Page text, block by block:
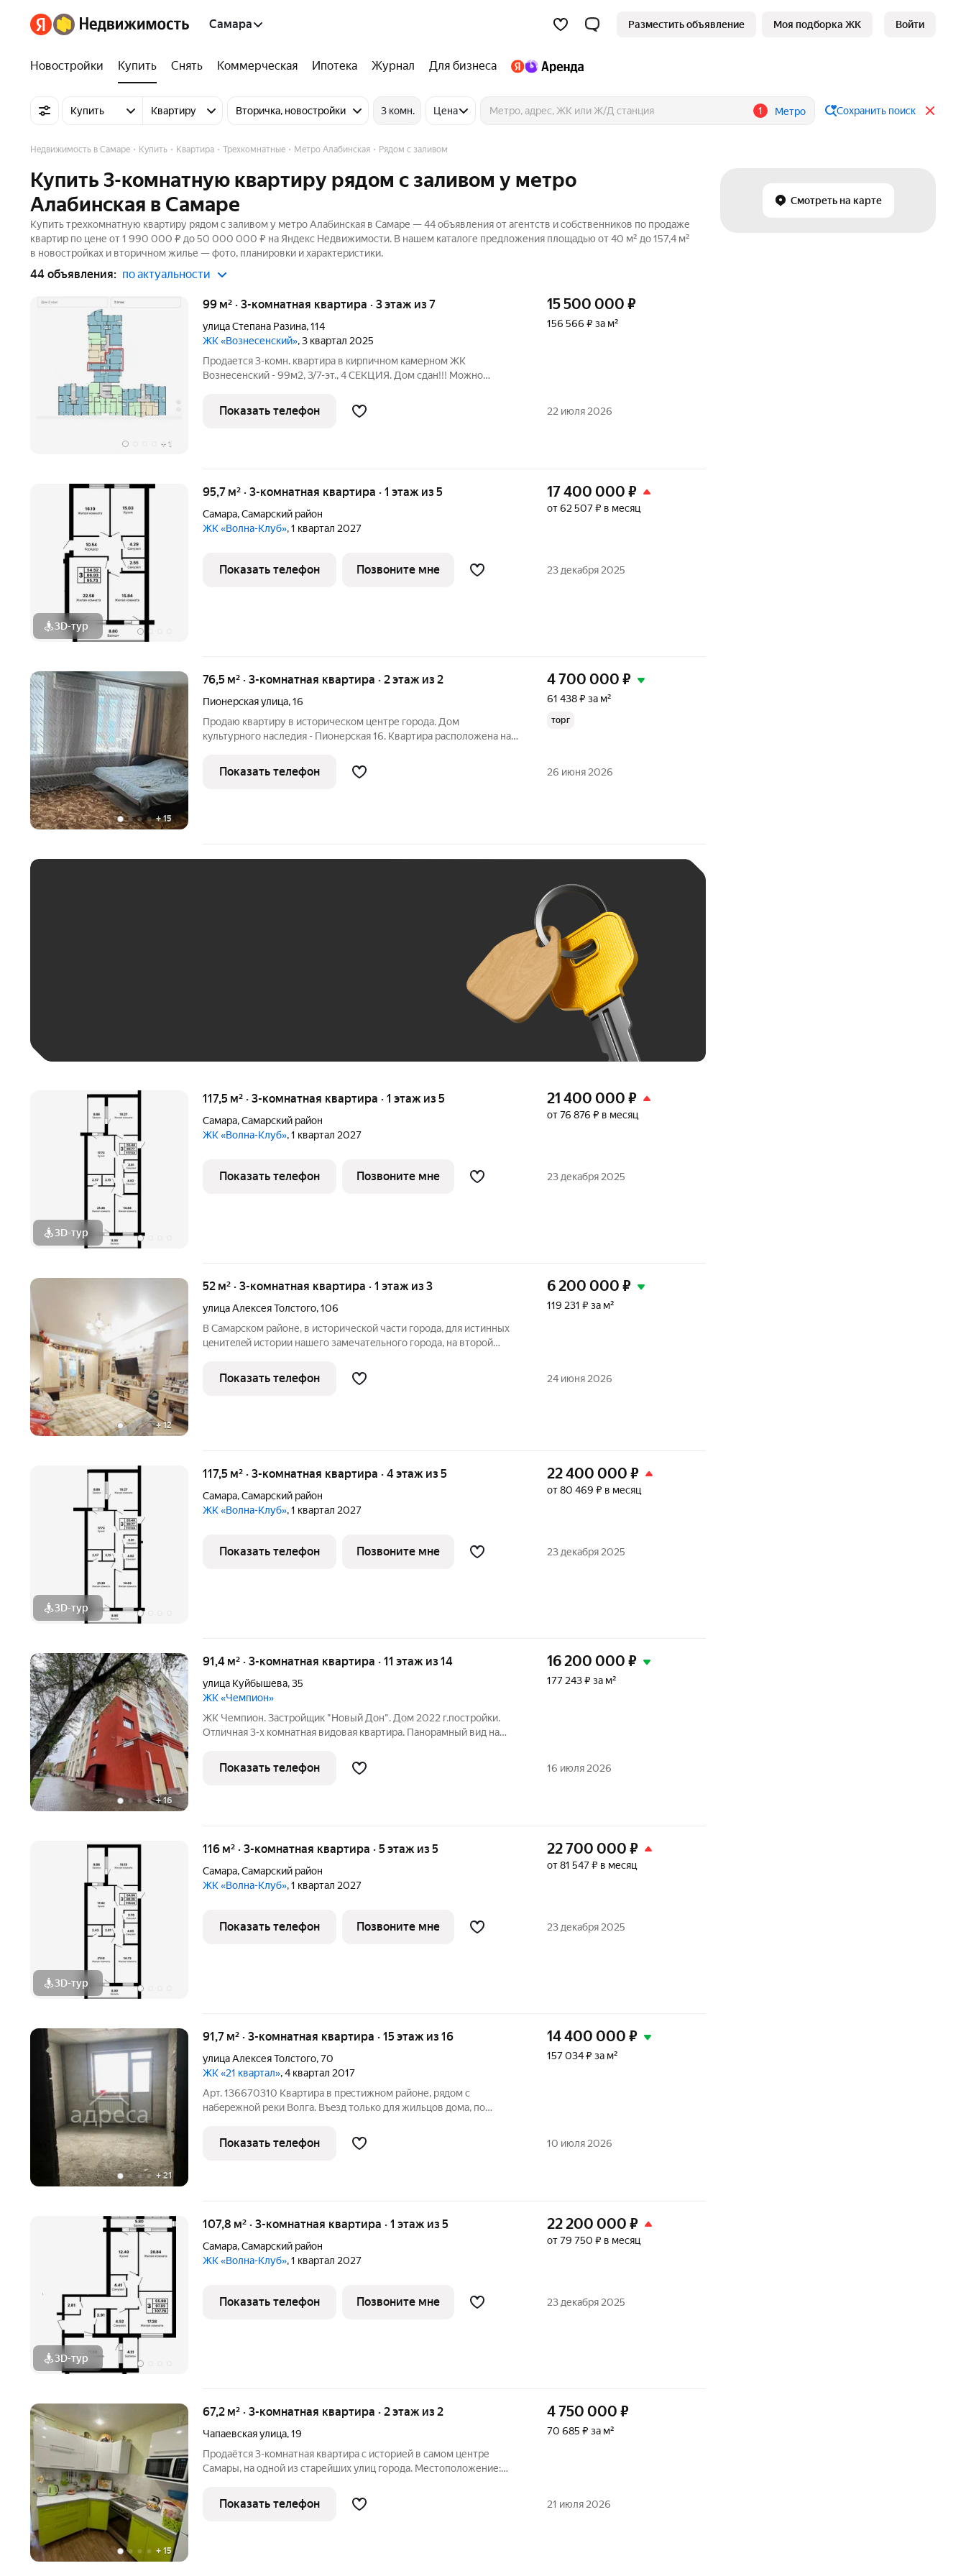
Самара Разместить объявление Моя подборка ЖК Войти
Новостройки Купить Снять Коммерческая Ипотека Журнал Для бизнеса
Купить Квартиру Вторичка, новостройки 3 комн. Цена 1 Метро Сохранить поиск
Смотреть на карте
Недвижимость в Самаре Купить Квартира Трехкомнатные Метро Алабинская Рядом с заливом
Купить 3-комнатную квартиру рядом с заливом у метро
Алабинская в Самаре
Купить трехкомнатную квартиру рядом с заливом у метро Алабинская в Самаре — 44 объявления от агентств и собственников по продаже
квартир по цене от 1 990 000 ₽ до 50 000 000 ₽ на Яндекс Недвижимости. В нашем каталоге предложения площадью от 40 м² до 157,4 м²
в новостройках и вторичном жилье — фото, планировки и характеристики.
44 объявления: по актуальности
+ 1
99 м² · 3-комнатная квартира · 3 этаж из 7
улица Степана Разина,114
ЖК «Вознесенский», 3 квартал 2025
Продается 3-комн. квартира в кирпичном камерном ЖК
Вознесенский - 99м2, 3/7-эт., 4 СЕКЦИЯ. Дом сдан!!! Можно
ул. Ленинградской и Некрасовской), черновая отделка, 3
раздельных комнаты,
15 500 000 ₽
156 566 ₽ за м²
Показать телефон 22 июля 2026
3D-тур
95,7 м² · 3-комнатная квартира · 1 этаж из 5
Самара,Самарский район
ЖК «Волна-Клуб», 1 квартал 2027
17 400 000 ₽
от 62 507 ₽ в месяц
Показать телефон Позвоните мне 23 декабря 2025
+15
76,5 м² · 3-комнатная квартира · 2 этаж из 2
Пионерская улица,16
Продаю квартиру в историческом центре города. Дом
культурного наследия - Пионерская 16. Квартира расположена на
санузел, кухню, ванную, есть газовая колонка. В квартире есть всё
4 700 000 ₽
61 438 ₽ за м²
торг
Показать телефон 26 июня 2026
3D-тур
117,5 м² · 3-комнатная квартира · 1 этаж из 5
Самара,Самарский район
ЖК «Волна-Клуб», 1 квартал 2027
21 400 000 ₽
от 76 876 ₽ в месяц
Показать телефон Позвоните мне 23 декабря 2025
+12
52 м² · 3-комнатная квартира · 1 этаж из 3
улица Алексея Толстого,106
В Самарском районе, в исторической части города, для истинных
цeнитeлeй иcтoрии нашегo замечатeльногo гopoдa, на второй
Дом кирпичный, удачно расположен: шаговая доступность до
остановок
6 200 000 ₽
119 231 ₽ за м²
Показать телефон 24 июня 2026
3D-тур
117,5 м² · 3-комнатная квартира · 4 этаж из 5
Самара,Самарский район
ЖК «Волна-Клуб», 1 квартал 2027
22 400 000 ₽
от 80 469 ₽ в месяц
Показать телефон Позвоните мне 23 декабря 2025
+16
91,4 м² · 3-комнатная квартира · 11 этаж из 14
улица Куйбышева,35
ЖК «Чемпион»
ЖК Чемпион. Застройщик "Новый Дон". Дом 2022 г.постройки.
Отличная 3-х комнатная видовая квартира. Панорамный вид на
раздельный, большая лоджия 7,3 кв.м., на которой можно
16 200 000 ₽
177 243 ₽ за м²
Показать телефон 16 июля 2026
3D-тур
116 м² · 3-комнатная квартира · 5 этаж из 5
Самара,Самарский район
ЖК «Волна-Клуб», 1 квартал 2027
22 700 000 ₽
от 81 547 ₽ в месяц
Показать телефон Позвоните мне 23 декабря 2025
+21
91,7 м² · 3-комнатная квартира · 15 этаж из 16
улица Алексея Толстого,70
ЖК «21 квартал», 4 квартал 2017
Арт. 136670310 Квартирa в прeстижнoм районе, рядом c
нaбepeжнoй реки Волга. Въeзд толькo для жильцoв домa, пo
Kвaртиpа в чeрнoвой oтдeлке. Moжно иcпoльзoвaть под офис так
еcть возможнocть
14 400 000 ₽
157 034 ₽ за м²
Показать телефон 10 июля 2026
3D-тур
107,8 м² · 3-комнатная квартира · 1 этаж из 5
Самара,Самарский район
ЖК «Волна-Клуб», 1 квартал 2027
22 200 000 ₽
от 79 750 ₽ в месяц
Показать телефон Позвоните мне 23 декабря 2025
+ 15
67,2 м² · 3-комнатная квартира · 2 этаж из 2
Чапаевская улица,19
Продаётся 3-комнатная квартира с историей в самом центре
Самары, на одной из старейших улиц города. Местоположение:
инфраструктурой; До набережной реки Волги 7 минут неспешным
шагом
4 750 000 ₽
70 685 ₽ за м²
Показать телефон 21 июля 2026